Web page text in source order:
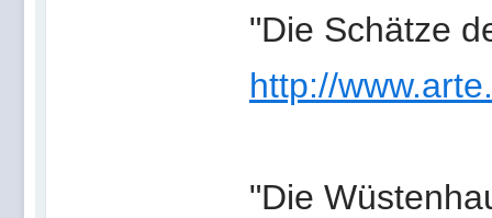
"Die Schätze
http://
"Die